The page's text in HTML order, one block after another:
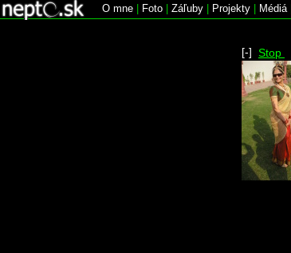
O mne Foto Záľuby Projekty Médiá|
[-] Stop